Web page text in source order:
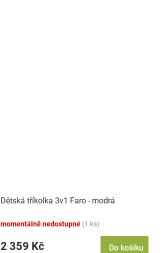
Dětská tříkolka 3v1 Faro - modrá
momentálně nedostupné (1 ks)
2 359 Kč Do košíku